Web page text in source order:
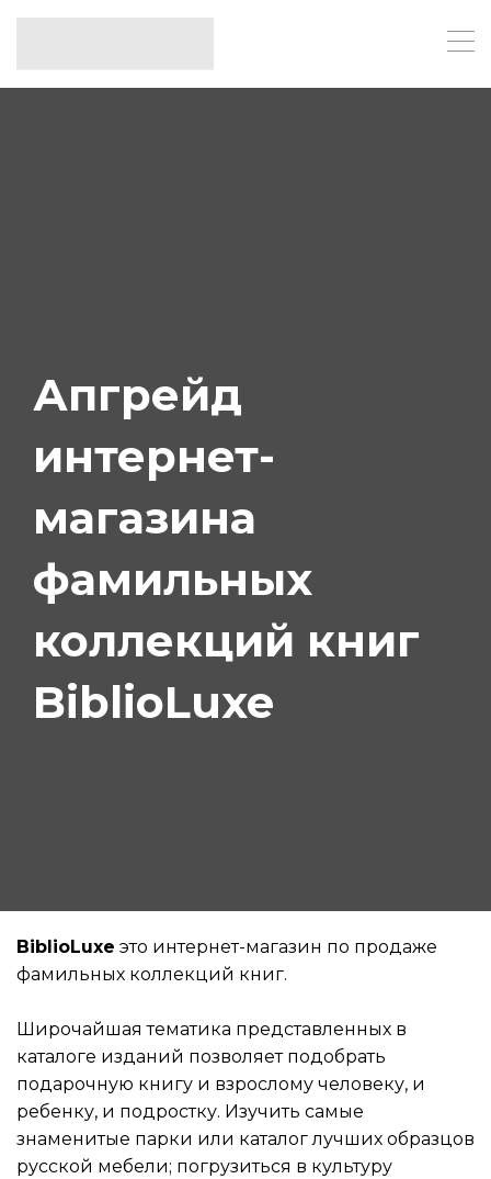
Апгрейд
интернет-
магазина
фамильных
коллекций книг
BiblioLuxe
BiblioLuxe это интернет-магазин по продаже
фамильных коллекций книг.
Широчайшая тематика представленных в
каталоге изданий позволяет подобрать
подарочную книгу и взрослому человеку, и
ребенку, и подростку. Изучить самые
знаменитые парки или каталог лучших образцов
русской мебели; погрузиться в культуру